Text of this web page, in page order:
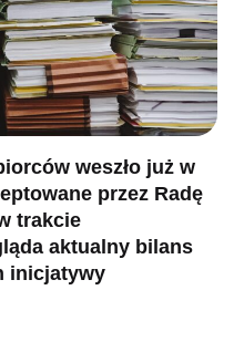
weszło już w
przez Radę
trakcie
aktualny bilans
inicjatywy